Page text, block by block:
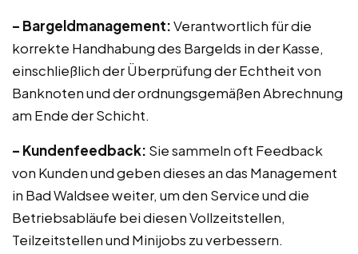
– Bargeldmanagement:Verantwortlich für die
korrekte Handhabung des Bargelds in der Kasse,
einschließlich der Überprüfung der Echtheit von
Banknoten und der ordnungsgemäßen Abrechnung
am Ende der Schicht.
– Kundenfeedback: Sie sammeln oft Feedback
von Kunden und geben dieses an das Management
in Bad Waldsee weiter, um den Service und die
Betriebsabläufe bei diesen Vollzeitstellen,
Teilzeitstellen und Minijobs zu verbessern.